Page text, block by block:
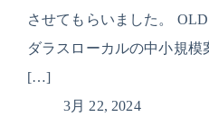
させてもらいました。
ダラスローカルの中小規模
[…]
3月 22, 2024